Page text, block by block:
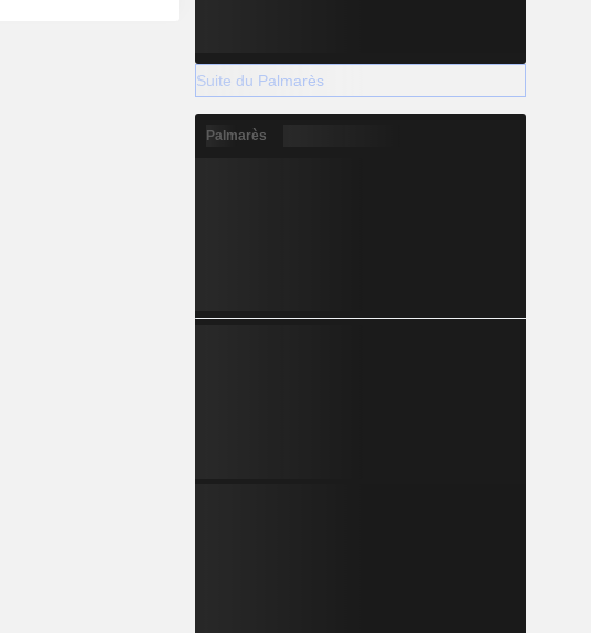
Suite du Palmarès
Palmarès